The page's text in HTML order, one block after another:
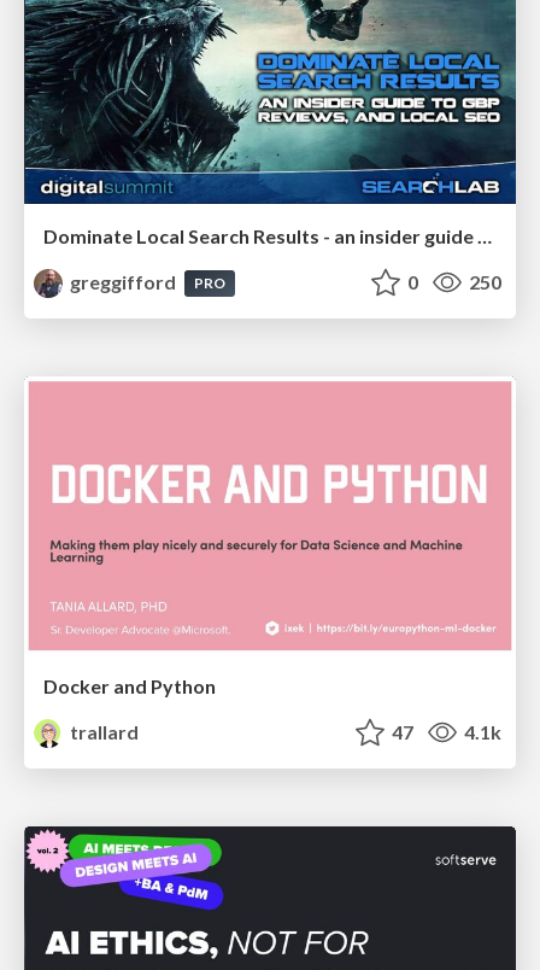
Dominate Local Search Results - an insider guide to GBP, reviews, and Local SEO
greggifford
PRO 0 250
Docker and Python
trallard
47 4.1k